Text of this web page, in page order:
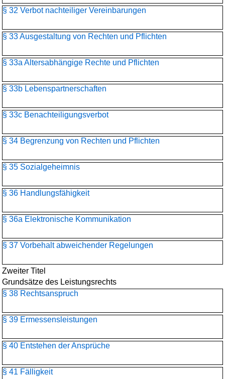
§ 32 Verbot nachteiliger Vereinbarungen
§ 33 Ausgestaltung von Rechten und Pflichten
§ 33a Altersabhängige Rechte und Pflichten
§ 33b Lebenspartnerschaften
§ 33c Benachteiligungsverbot
§ 34 Begrenzung von Rechten und Pflichten
§ 35 Sozialgeheimnis
§ 36 Handlungsfähigkeit
§ 36a Elektronische Kommunikation
§ 37 Vorbehalt abweichender Regelungen
Zweiter Titel
Grundsätze des Leistungsrechts
§ 38 Rechtsanspruch
§ 39 Ermessensleistungen
§ 40 Entstehen der Ansprüche
§ 41 Fälligkeit